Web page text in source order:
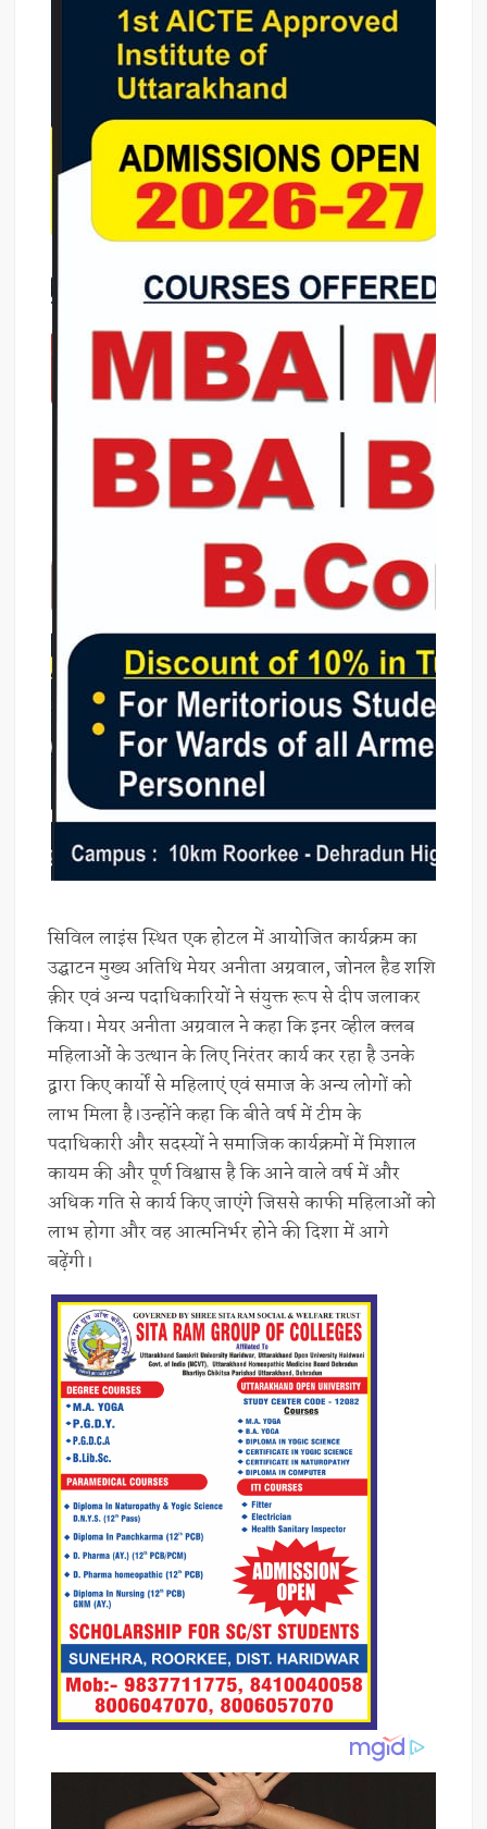
सिविल लाइंस स्थित एक होटल में आयोजित कार्यक्रम का
उद्घाटन मुख्य अतिथि मेयर अनीता अग्रवाल, जोनल हैड शशि
क़ीर एवं अन्य पदाधिकारियों ने संयुक्त रूप से दीप जलाकर
किया। मेयर अनीता अग्रवाल ने कहा कि इनर व्हील क्लब
महिलाओं के उत्थान के लिए निरंतर कार्य कर रहा है उनके
द्वारा किए कार्यों से महिलाएं एवं समाज के अन्य लोगों को
लाभ मिला है।उन्होंने कहा कि बीते वर्ष में टीम के
पदाधिकारी और सदस्यों ने समाजिक कार्यक्रमों में मिशाल
कायम की और पूर्ण विश्वास है कि आने वाले वर्ष में और
अधिक गति से कार्य किए जाएंगे जिससे काफी महिलाओं को
लाभ होगा और वह आत्मनिर्भर होने की दिशा में आगे
बढ़ेंगी।